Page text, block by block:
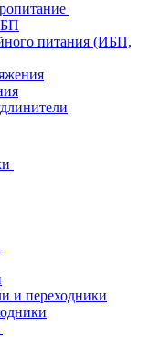
питания (ИБП,
и переходники